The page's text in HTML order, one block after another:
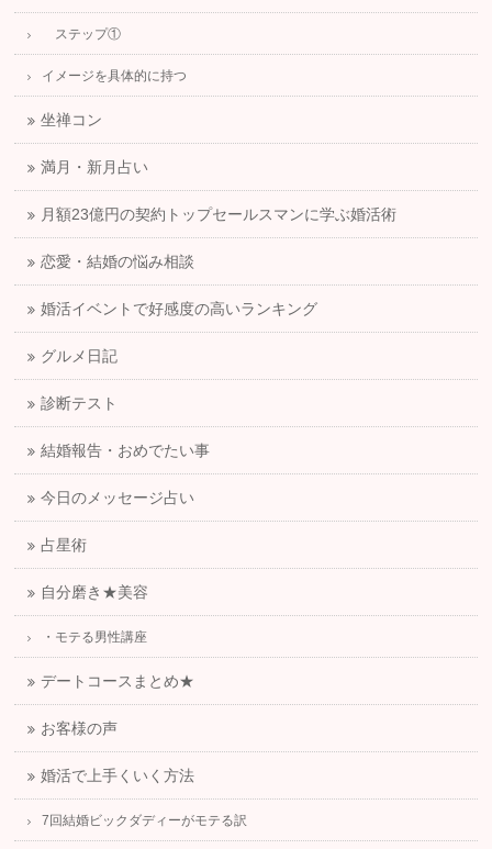
ステップ①
イメージを具体的に持つ
坐禅コン
満月・新月占い
月額23億円の契約トップセールスマンに学ぶ婚活術
恋愛・結婚の悩み相談
婚活イベントで好感度の高いランキング
グルメ日記
診断テスト
結婚報告・おめでたい事
今日のメッセージ占い
占星術
自分磨き★美容
・モテる男性講座
デートコースまとめ★
お客様の声
婚活で上手くいく方法
7回結婚ビックダディーがモテる訳